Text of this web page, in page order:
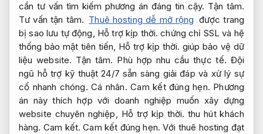
cần tư vấn tìm kiếm phương án đáng tin cậy. Tận tâm.
Tư vấn tận tâm. Thuê hosting dễ mở rộng được trang
bị sao lưu tự động, Hỗ trợ kịp thời. chứng chỉ SSL và hệ
thống bảo mật tiên tiến, Hỗ trợ kịp thời. giúp bảo vệ dữ
liệu website. Tận tâm. Phù hợp nhu cầu thực tế. Đội
ngũ hỗ trợ kỹ thuật 24/7 sẵn sàng giải đáp và xử lý sự
cố nhanh chóng.Cá nhân. Cam kết đúng hẹn. Phương
án này thích hợp với doanh nghiệp muốn xây dựng
website chuyên nghiệp, Hỗ trợ kịp thời. thu hút khách
hàng. Cam kết. Cam kết đúng hẹn. Với thuê hosting đạt